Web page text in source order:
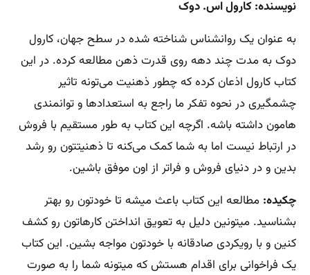
نویسنده: کارول اس. دوک
به عنوان یک روانشناس شناخته شده در سطح جهان، کارول
دوک به مدت چند دهه روی قدرت ذهن مطالعه کرده. در این
کتاب کارول اذعان کرده که چطور ذهنیت می‌تونه تاثیر
چشمگیری در نحوه تفکر ما راجع به استعدادها و توانمندی
هامون داشته باشه. اگرچه این کتاب به طور مستقیم با فروش
در ارتباط نیست اما به شما کمک می‌کنه تا ذهنیتتون رو رشد
بدین و در دنیای فروش و فراتر از اون موفق باشین.
چکیده: مطالعه این کتاب باعث میشه تا خودتون رو بهتر
بشناسید. میتونین دلیل به تعویق انداختن کارهاتون رو کشف
کنین و با رویکردی صادقانه با خودتون مواجه بشین. این کتاب
یک فراخوانی برای اقدام هستش که میتونه شما را به صورت